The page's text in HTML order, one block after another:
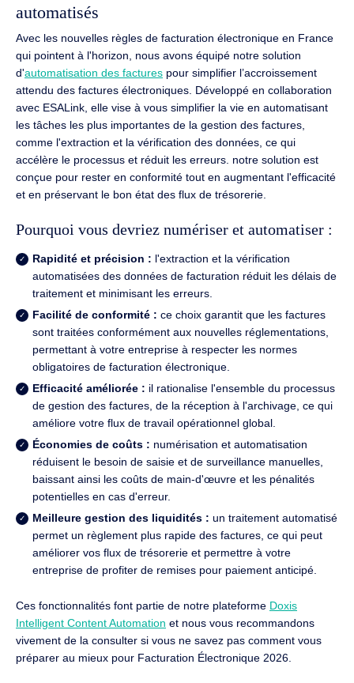
automatisés
Avec les nouvelles règles de facturation électronique en France
qui pointent à l'horizon, nous avons équipé notre solution
d'automatisation des factures pour simplifier l’accroissement
attendu des factures électroniques. Développé en collaboration
avec ESALink, elle vise à vous simplifier la vie en automatisant
les tâches les plus importantes de la gestion des factures,
comme l'extraction et la vérification des données, ce qui
accélère le processus et réduit les erreurs. notre solution est
conçue pour rester en conformité tout en augmentant l'efficacité
et en préservant le bon état des flux de trésorerie.
Pourquoi vous devriez numériser et automatiser :
Rapidité et précision : l'extraction et la vérification
automatisées des données de facturation réduit les délais de
traitement et minimisant les erreurs.
Facilité de conformité : ce choix garantit que les factures
sont traitées conformément aux nouvelles réglementations,
permettant à votre entreprise à respecter les normes
obligatoires de facturation électronique.
Efficacité améliorée : il rationalise l'ensemble du processus
de gestion des factures, de la réception à l'archivage, ce qui
améliore votre flux de travail opérationnel global.
Économies de coûts : numérisation et automatisation
réduisent le besoin de saisie et de surveillance manuelles,
baissant ainsi les coûts de main-d'œuvre et les pénalités
potentielles en cas d'erreur.
Meilleure gestion des liquidités : un traitement automatisé
permet un règlement plus rapide des factures, ce qui peut
améliorer vos flux de trésorerie et permettre à votre
entreprise de profiter de remises pour paiement anticipé.
Ces fonctionnalités font partie de notre plateforme Doxis
Intelligent Content Automation et nous vous recommandons
vivement de la consulter si vous ne savez pas comment vous
préparer au mieux pour Facturation Électronique 2026.